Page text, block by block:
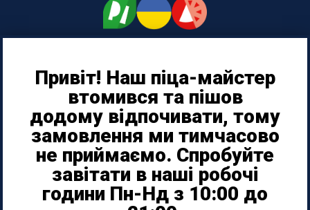
0970004545
проспект Незалежності, 53е
Біла Церква
МЕНЮ
Привіт! Наш піца-майстер
втомився та пішов
додому відпочивати, тому
замовлення ми тимчасово
не приймаємо. Спробуйте
завітати в наші робочі
години Пн-Нд з 10:00 до